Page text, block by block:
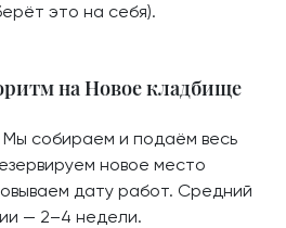
это на себя).
на Новое кладбище
Мы собираем и подаём весь
новое место
дату работ. Средний
— 2–4 недели.